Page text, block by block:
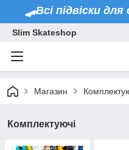
🛹Всі підвіски
Slim Skateshop
Магазин
Комплектуючі